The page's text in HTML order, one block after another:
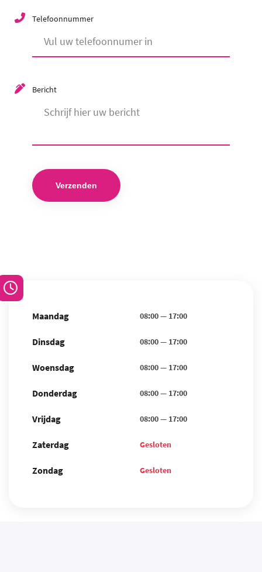
Telefoonnummer
Bericht
Maandag 08:00— 17:00
Dinsdag 08:00— 17:00
Woensdag 08:00— 17:00
Donderdag 08:00— 17:00
Vrijdag 08:00— 17:00
Zaterdag Gesloten
Zondag Gesloten